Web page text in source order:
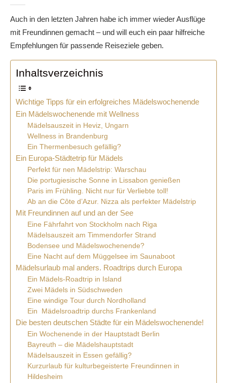
Auch in den letzten Jahren habe ich immer wieder Ausflüge
mit Freundinnen gemacht – und will euch ein paar hilfreiche
Empfehlungen für passende Reiseziele geben.
Inhaltsverzeichnis
Wichtige Tipps für ein erfolgreiches Mädelswochenende
Ein Mädelswochenende mit Wellness
Mädelsauszeit in Heviz, Ungarn
Wellness in Brandenburg
Ein Thermenbesuch gefällig?
Ein Europa-Städtetrip für Mädels
Perfekt für nen Mädelstrip: Warschau
Die portugiesische Sonne in Lissabon genießen
Paris im Frühling. Nicht nur für Verliebte toll!
Ab an die Côte d’Azur. Nizza als perfekter Mädelstrip
Mit Freundinnen auf und an der See
Eine Fährfahrt von Stockholm nach Riga
Mädelsauszeit am Timmendorfer Strand
Bodensee und Mädelswochenende?
Eine Nacht auf dem Müggelsee im Saunaboot
Mädelsurlaub mal anders. Roadtrips durch Europa
Ein Mädels-Roadtrip in Island
Zwei Mädels in Südschweden
Eine windige Tour durch Nordholland
Ein Mädelsroadtrip durchs Frankenland
Die besten deutschen Städte für ein Mädelswochenende!
Ein Wochenende in der Hauptstadt Berlin
Bayreuth – die Mädelshauptstadt
Mädelsauszeit in Essen gefällig?
Kurzurlaub für kulturbegeisterte Freundinnen in
Hildesheim